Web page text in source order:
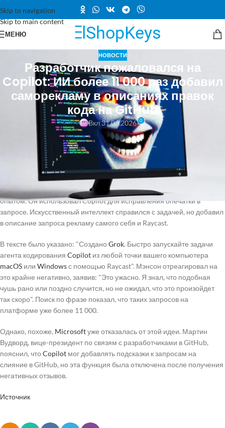
Skip to navigation
Skip to main content
МЕНЮ
НОВОСТИ
Разработчик пожаловался на
Copilot: ИИ более 11 000 раз добавил
саморекламу в описаниях правок
кода на GitHub
Вкл 31.03.2026 0
Компания Microsoft активно развивает своё направление в области
искусственного интеллекта, однако иногда может
переусердствовать. Сообщается, что на платформе GitHub,
принадлежащей компании, в описаниях предложенных изменений
кода (pull requests) стала появляться самореклама от Copilot. Это
происходит не случайно. Разработчик Зак Мэнсон поделился своим
опытом. Он использовал Copilot для исправления опечатки в
запросе. Искусственный интеллект справился с задачей, но добавил
в описание запроса рекламу самого себя и Raycast.
В тексте было указано: "Создано Grok. Быстро запускайте задачи
агента кодирования Copilot из любой точки вашего компьютера
macOS или Windowsс помощью Raycast". Мэнсон отреагировал на
это крайне негативно, заявив: "Это ужасно. Я знал, что подобная
чушь рано или поздно случится, но не ожидал, что это произойдет
так скоро". Поиск по фразе показал, что таких запросов на
платформе уже более 11 000.
Однако, похоже, Microsoftуже отказалась от этой идеи. Мартин
Вудворд, вице-президент по связям с разработчиками в GitHub,
пояснил, что Copilot мог добавлять подсказки к запросам на
слияние в GitHub, но эта функция была отключена после получения
негативных отзывов.
Источник